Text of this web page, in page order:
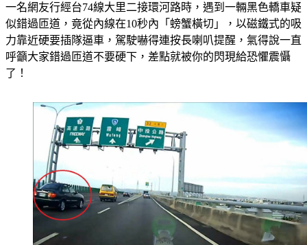
一名網友行經台74線大里二接環河路時，遇到一輛黑色轎車疑
似錯過匝道，竟從內線在10秒內「螃蟹橫切」，以磁鐵式的吸
力靠近硬要插隊逼車，駕駛嚇得連按長喇叭提醒，氣得說一直
呼籲大家錯過匝道不要硬下，差點就被你的閃現給恐懼震懾
了！